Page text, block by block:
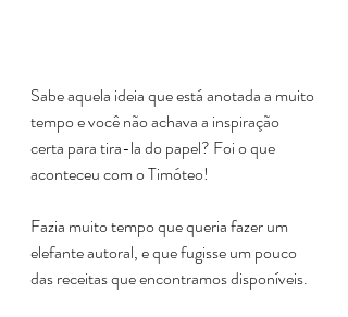
Sabe aquela ideia que está anotada a muito
tempo e você não achava a inspiração
certa para tira-la do papel? Foi o que
aconteceu com o Timóteo!
Fazia muito tempo que queria fazer um
elefante autoral, e que fugisse um pouco
das receitas que encontramos disponíveis.